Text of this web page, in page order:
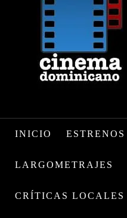
INICIO ESTRENOS
LARGOMETRAJES
CRÍTICAS LOCALES